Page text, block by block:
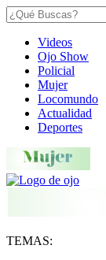
Videos
Ojo Show
Policial
Mujer
Locomundo
Actualidad
Deportes
TEMAS: